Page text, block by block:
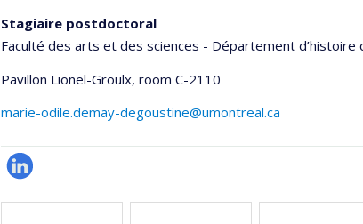
Stagiaire postdoctoral
Faculté des arts et des sciences - Département d’histoire
Pavillon Lionel-Groulx, room C-2110
marie-odile.demay-degoustine@umontreal.ca
LinkedIn